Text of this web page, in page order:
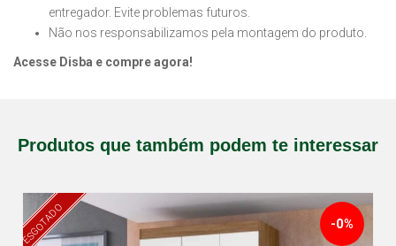
entregador. Evite problemas futuros.
Não nos responsabilizamos pela montagem do produto.
Acesse Disba e compre agora!
Produtos que também podem te interessar
ESGOTADO -0%